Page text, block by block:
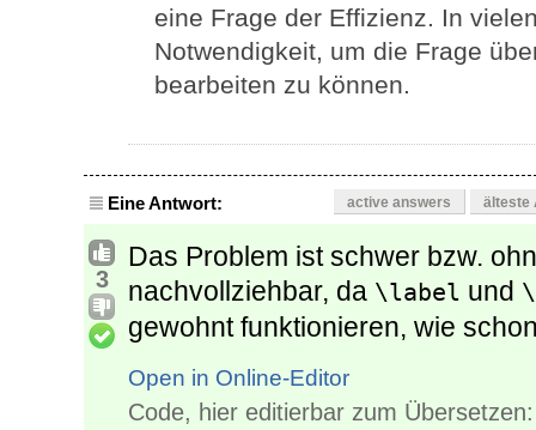
eine Frage der Effizienz. In
Notwendigkeit, um die Frage
bearbeiten zu können.
Eine Antwort: active answers älteste
3
Das Problem ist schwer bzw.
nachvollziehbar, da \label und
gewohnt funktionieren, wie
Open in Online-Editor
Code, hier editierbar zum Übersetzen: